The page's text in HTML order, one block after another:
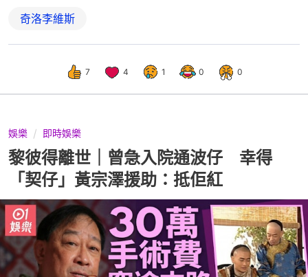
奇洛李維斯
7 4 1 0 0
娛樂 即時娛樂
黎彼得離世｜曾急入院通波仔 幸得
「契仔」黃宗澤援助：抵佢紅